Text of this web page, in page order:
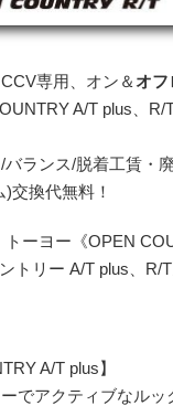
専用、オン＆オフ
A/T plus、R/
バランス/脱着工賃・
交換代無料！
ーヨー《OPEN
トリー A/T plus、R/T
A/T plus】
でアクティブなルッ